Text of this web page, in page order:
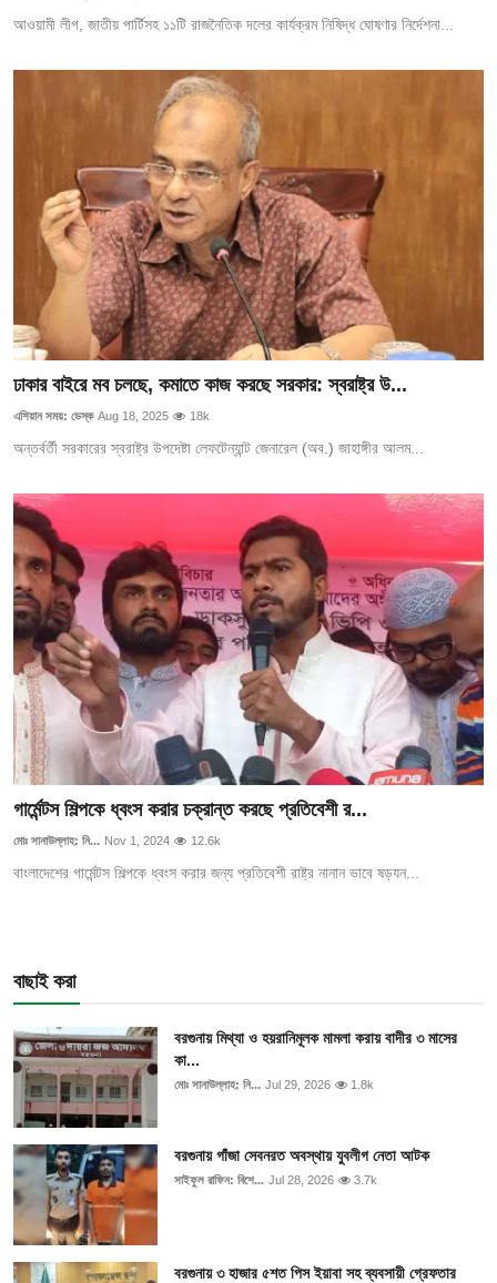
আওয়ামী লীগ, জাতীয় পার্টিসহ ১১টি রাজনৈতিক দলের কার্যক্রম নিষিদ্ধ ঘোষণার নির্দেশনা...
ঢাকার বাইরে মব চলছে, কমাতে কাজ করছে সরকার: স্বরাষ্ট্র উ...
এশিয়ান সময়: ডেস্ক Aug 18, 2025 18k
অন্তর্বর্তী সরকারের স্বরাষ্ট্র উপদেষ্টা লেফটেন্যান্ট জেনারেল (অব.) জাহাঙ্গীর আলম...
গার্মেন্টস শিল্পকে ধ্বংস করার চক্রান্ত করছে প্রতিবেশী র...
মোঃ সানাউল্লাহ: নি... Nov 1, 2024 12.6k
বাংলাদেশের গার্মেন্টস শিল্পকে ধ্বংস করার জন্য প্রতিবেশী রাষ্ট্র নানান ভাবে ষড়যন...
বাছাই করা
বরগুনায় মিথ্যা ও হয়রানিমূলক মামলা করায় বাদীর ৩ মাসের
কা...
মোঃ সানাউল্লাহ: নি... Jul 29, 2026 1.8k
বরগুনায় গাঁজা সেবনরত অবস্থায় যুবলীগ নেতা আটক
সাইফুল রাফিন: বিশে... Jul 28, 2026 3.7k
বরগুনায় ৩ হাজার ৫শত পিস ইয়াবা সহ ব্যবসায়ী গ্রেফতার